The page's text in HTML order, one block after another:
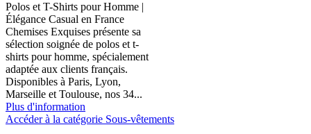
Polos et T-Shirts pour Homme |
Élégance Casual en France
Chemises Exquises présente sa
sélection soignée de polos et t-
shirts pour homme, spécialement
adaptée aux clients français.
Disponibles à Paris, Lyon,
Marseille et Toulouse, nos 34...
Plus d'information
Accéder à la catégorie Sous-vêtements